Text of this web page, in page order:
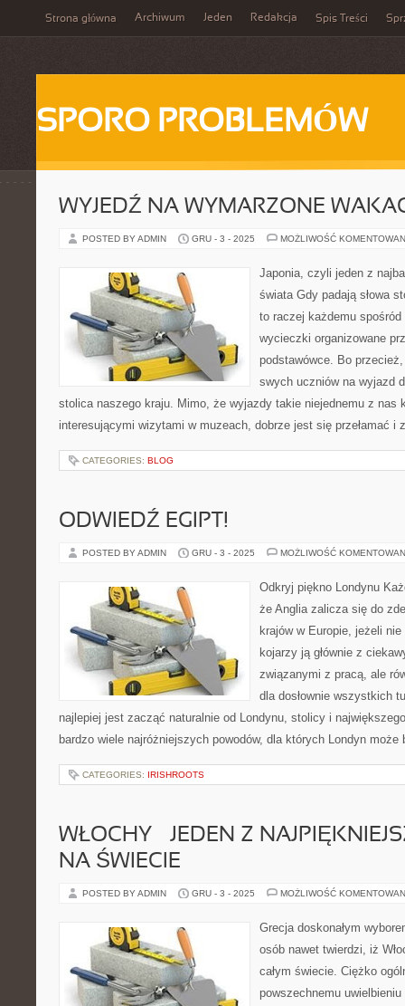
Strona główna Archiwum Jeden Redakcja Spis Treści
SPORO PROBLEMÓW
WYJEDŹ NA WYMARZONE
POSTED BY ADMIN GRU - 3 - 2025 MOŻLIWOŚĆ
Japonia, czyli jeden z
świata Gdy padają słowa
to raczej każdemu
wycieczki organizowane
podstawówce. Bo
swych uczniów na wyjazd
stolica naszego kraju. Mimo, że wyjazdy takie niejednemu z nas
interesującymi wizytami w muzeach, dobrze jest się przełamać
CATEGORIES: BLOG
ODWIEDŹ EGIPT!
POSTED BY ADMIN GRU - 3 - 2025 MOŻLIWOŚĆ
Odkryj piękno Londynu
że Anglia zalicza się do
krajów w Europie, jeżeli
kojarzy ją głównie z
związanymi z pracą, ale
dla dosłownie wszystkich
najlepiej jest zacząć naturalnie od Londynu, stolicy i
bardzo wiele najróżniejszych powodów, dla których Londyn
CATEGORIES: IRISHROOTS
WŁOCHY – JEDEN Z
NA ŚWIECIE
POSTED BY ADMIN GRU - 3 - 2025 MOŻLIWOŚĆ
Grecja doskonałym
osób nawet twierdzi, iż
całym świecie. Ciężko
powszechnemu uwielbieniu